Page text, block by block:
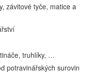
závitové tyče, matice a
truhlíky, …
potravinářských surovin